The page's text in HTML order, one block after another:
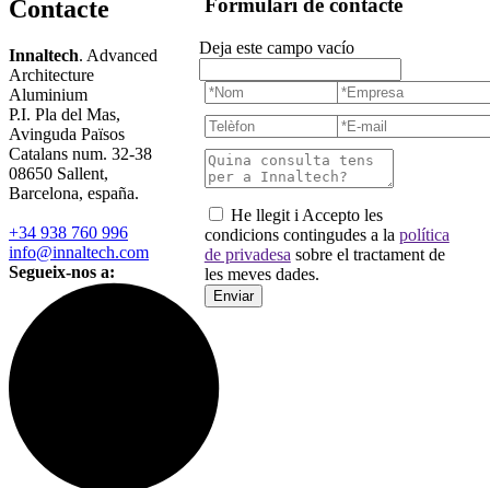
Contacte
Innaltech. Advanced
Architecture
Aluminium
P.I. Pla del Mas,
Avinguda Països
Catalans num. 32-38
08650 Sallent,
Barcelona, españa.
+34 938 760 996
info@innaltech.com
Segueix-nos a:
Formulari de contacte
Deja este campo vacío
He llegit i Accepto les
condicions contingudes a la política
de privadesa sobre el tractament de
les meves dades.